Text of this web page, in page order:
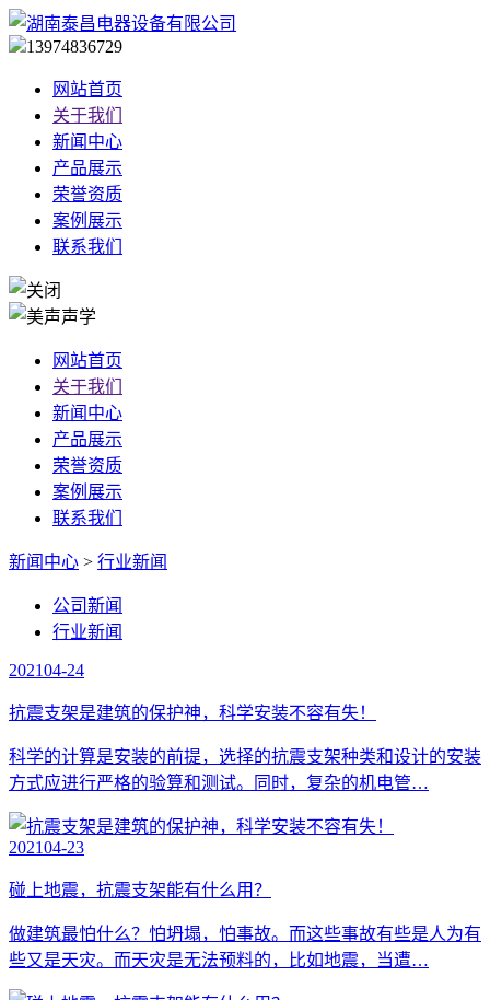
13974836729
网站首页
关于我们
新闻中心
产品展示
荣誉资质
案例展示
联系我们
网站首页
关于我们
新闻中心
产品展示
荣誉资质
案例展示
联系我们
新闻中心 > 行业新闻
公司新闻
行业新闻
202104-24
抗震支架是建筑的保护神，科学安装不容有失！
科学的计算是安装的前提，选择的抗震支架种类和设计的安装
方式应进行严格的验算和测试。同时，复杂的机电管…
202104-23
碰上地震，抗震支架能有什么用？
做建筑最怕什么？怕坍塌，怕事故。而这些事故有些是人为有
些又是天灾。而天灾是无法预料的，比如地震，当遭…